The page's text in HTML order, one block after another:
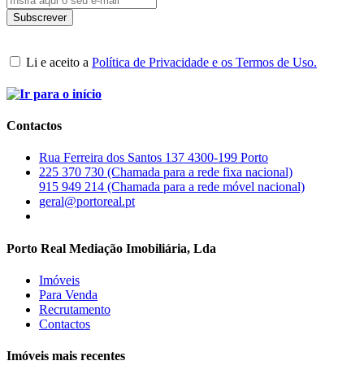
Li e aceito a Política de Privacidade e os Termos de Uso.
Contactos
Rua Ferreira dos Santos 137 4300-199 Porto
225 370 730 (Chamada para a rede fixa nacional)
915 949 214 (Chamada para a rede móvel nacional)
geral@portoreal.pt
Porto Real Mediação Imobiliária, Lda
Imóveis
Para Venda
Recrutamento
Contactos
Imóveis mais recentes